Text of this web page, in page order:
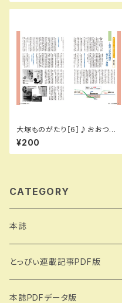
大塚ものがたり［6］♪おおつか
の牧場はみどり♪…の巻／城所
信英（とっぴぃ113号）
¥200
CATEGORY
本誌
とっぴぃ連載記事PDF版
大塚ものがたり（著：城所信英）
本誌PDFデータ版